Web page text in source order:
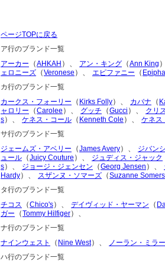
ページTOPに戻る
ア行のブランド一覧
アーカー
（AHKAH ）、 アン・キング （Ann King
ェロニーズ （Veronese ）、 エピファニー （
カ行のブランド一覧
カークス・フォーリー
（ Kirks Folly）、 カバナ （
ャロリー
（Carolee ）、 グッチ （Gucci ）、 クリ
s）、 ケネス・コール （ Kenneth Cole ）、 ケネス
サ行のブランド一覧
ジェームズ・アベリー
（James Avery）、 ジバン
ュール （Juicy Couture ）、 ジュディス・ジャック
s）、 ジョージ・ジェンセン （Georg Jensen ）、
Hardy）、 スザンヌ・ソマーズ （Suzanne Somers
タ行のブランド一覧
チコス
（Chico's）、 デイヴィッド・ヤーマン （
ガー
（Tommy Hilfiger）、
ナ行のブランド一覧
ナインウェスト
（ Nine West）、 ノーラン・ミラー
ハ行のブランド一覧